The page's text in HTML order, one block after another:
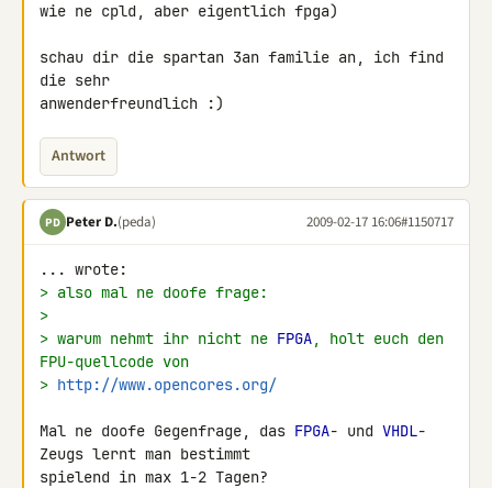
wie ne cpld, aber eigentlich fpga)
schau dir die spartan 3an familie an, ich find
die sehr
anwenderfreundlich :)
Antwort
PD Peter D.(peda) 2009-02-17 16:06#1150717
> also mal ne doofe frage:
>
> warum nehmt ihr nicht ne FPGA, holt euch den
FPU-quellcode von
> http://www.opencores.org/
Mal ne doofe Gegenfrage, das FPGA- und VHDL-
Zeugs lernt man bestimmt
spielend in max 1-2 Tagen?